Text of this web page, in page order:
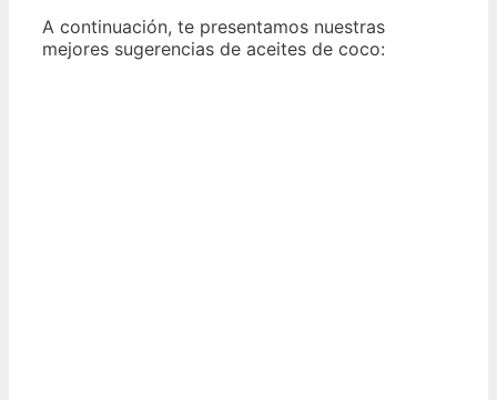
A continuación, te presentamos nuestras
mejores sugerencias de aceites de coco: